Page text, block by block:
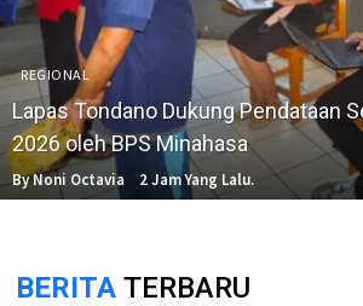
REGIONAL
Lapas Tondano Dukung Pendataan
2026 oleh BPS Minahasa
By Noni Octavia 2 Jam Yang Lalu.
BERITA TERBARU